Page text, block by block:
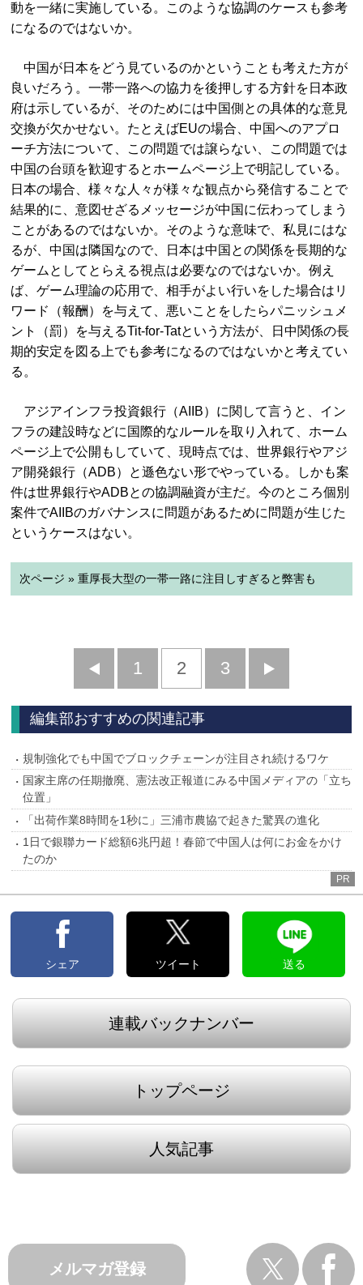
動を一緒に実施している。このような協調のケースも参考
になるのではないか。
中国が日本をどう見ているのかということも考えた方が
良いだろう。一帯一路への協力を後押しする方針を日本政
府は示しているが、そのためには中国側との具体的な意見
交換が欠かせない。たとえばEUの場合、中国へのアプロ
ーチ方法について、この問題では譲らない、この問題では
中国の台頭を歓迎するとホームページ上で明記している。
日本の場合、様々な人々が様々な観点から発信することで
結果的に、意図せざるメッセージが中国に伝わってしまう
ことがあるのではないか。そのような意味で、私見にはな
るが、中国は隣国なので、日本は中国との関係を長期的な
ゲームとしてとらえる視点は必要なのではないか。例え
ば、ゲーム理論の応用で、相手がよい行いをした場合はリ
ワード（報酬）を与えて、悪いことをしたらパニッシュメ
ント（罰）を与えるTit-for-Tatという方法が、日中関係の長
期的安定を図る上でも参考になるのではないかと考えてい
る。
アジアインフラ投資銀行（AIIB）に関して言うと、イン
フラの建設時などに国際的なルールを取り入れて、ホーム
ページ上で公開もしていて、現時点では、世界銀行やアジ
ア開発銀行（ADB）と遜色ない形でやっている。しかも案
件は世界銀行やADBとの協調融資が主だ。今のところ個別
案件でAIIBのガバナンスに問題があるために問題が生じた
というケースはない。
次ページ » 重厚長大型の一帯一路に注目しすぎると弊害も
前
へ
1 2 3
へ
編集部おすすめの関連記事
規制強化でも中国でブロックチェーンが注目され続けるワケ
国家主席の任期撤廃、憲法改正報道にみる中国メディアの「立ち
位置」
「出荷作業8時間を1秒に」三浦市農協で起きた驚異の進化
1日で銀聯カード総額6兆円超！春節で中国人は何にお金をかけ
たのか
PR
シェア ツイート 送る
連載バックナンバー
トップページ
人気記事
メルマガ登録